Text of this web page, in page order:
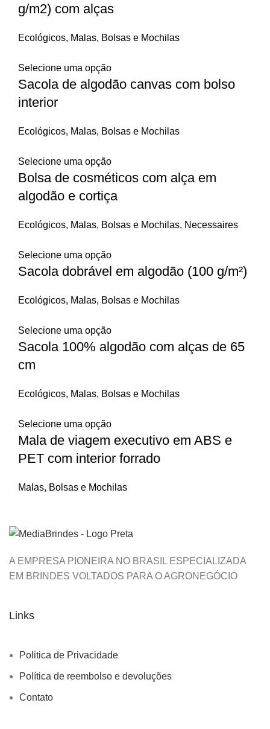
g/m2) com alças
Ecológicos, Malas, Bolsas e Mochilas
Selecione uma opção
Sacola de algodão canvas com bolso
interior
Ecológicos, Malas, Bolsas e Mochilas
Selecione uma opção
Bolsa de cosméticos com alça em
algodão e cortiça
Ecológicos, Malas, Bolsas e Mochilas, Necessaires
Selecione uma opção
Sacola dobrável em algodão (100 g/m²)
Ecológicos, Malas, Bolsas e Mochilas
Selecione uma opção
Sacola 100% algodão com alças de 65
cm
Ecológicos, Malas, Bolsas e Mochilas
Selecione uma opção
Mala de viagem executivo em ABS e
PET com interior forrado
Malas, Bolsas e Mochilas
A EMPRESA PIONEIRA NO BRASIL ESPECIALIZADA
EM BRINDES VOLTADOS PARA O AGRONEGÓCIO
Links
Politica de Privacidade
Política de reembolso e devoluções
Contato